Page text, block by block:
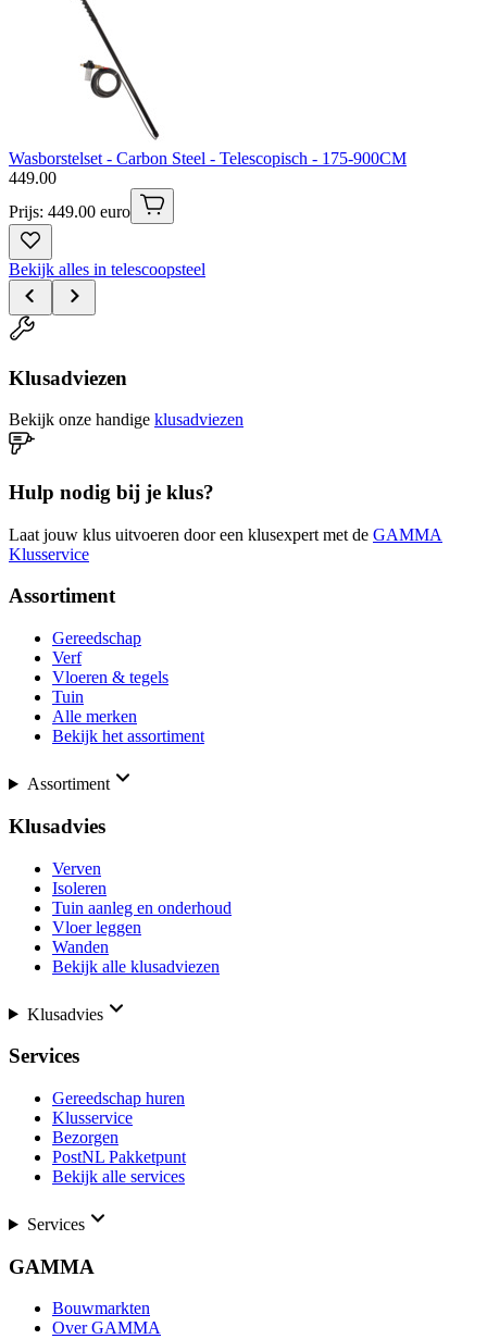
Wasborstelset - Carbon Steel - Telescopisch - 175-900CM
449.00
Prijs: 449.00 euro
Bekijk alles in telescoopsteel
Klusadviezen
Bekijk onze handige klusadviezen
Hulp nodig bij je klus?
Laat jouw klus uitvoeren door een klusexpert met de GAMMA
Klusservice
Assortiment
Gereedschap
Verf
Vloeren & tegels
Tuin
Alle merken
Bekijk het assortiment
Assortiment
Klusadvies
Verven
Isoleren
Tuin aanleg en onderhoud
Vloer leggen
Wanden
Bekijk alle klusadviezen
Klusadvies
Services
Gereedschap huren
Klusservice
Bezorgen
PostNL Pakketpunt
Bekijk alle services
Services
GAMMA
Bouwmarkten
Over GAMMA